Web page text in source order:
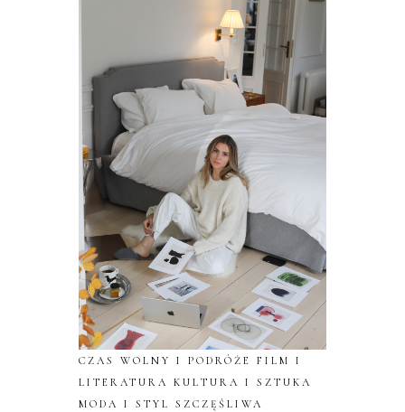
CZAS WOLNY I PODRÓŻE
FILM I
LITERATURA
KULTURA I SZTUKA
MODA I STYL
SZCZĘŚLIWA